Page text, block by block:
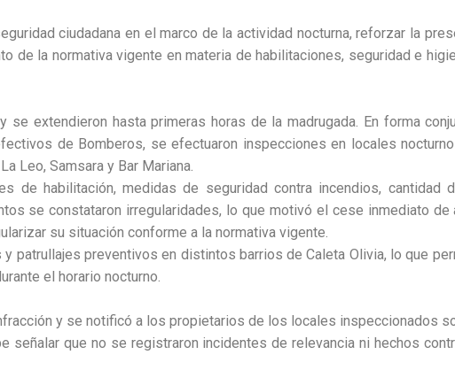
ciudadana en el marco de la actividad nocturna, reforzar la
de la normativa vigente en materia de habilitaciones, seguridad e
se extendieron hasta primeras horas de la madrugada. En forma
de Bomberos, se efectuaron inspecciones en locales
Leo, Samsara y Bar Mariana.
de habilitación, medidas de seguridad contra incendios, cantidad
se constataron irregularidades, lo que motivó el cese inmediato
su situación conforme a la normativa vigente.
patrullajes preventivos en distintos barrios de Caleta Olivia, lo que
el horario nocturno.
y se notificó a los propietarios de los locales inspeccionados
señalar que no se registraron incidentes de relevancia ni hechos